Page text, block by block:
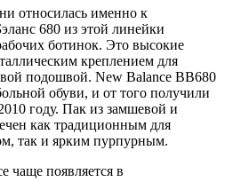
относилась именно к
680 из этой линейки
ботинок. Это высокие
креплением для
подошвой. New Balance BB680
обуви, и от того получили
году. Пак из замшевой и
как традиционным для
так и ярким пурпурным.
чаще появляется в